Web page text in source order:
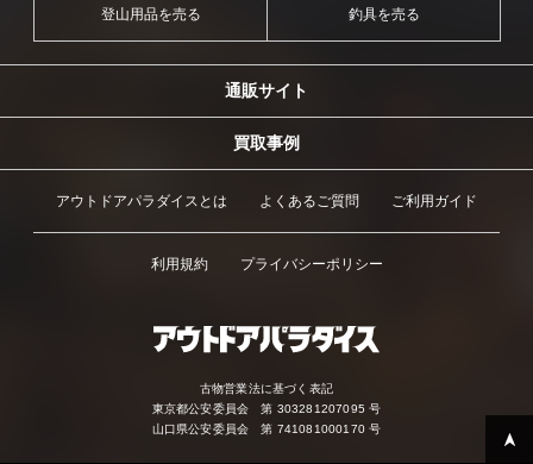
登山用品を売る 釣具を売る
通販サイト
買取事例
アウトドアパラダイスとは よくあるご質問 ご利用ガイド
利用規約 プライバシーポリシー
古物営業法に基づく表記
東京都公安委員会 第 303281207095 号
山口県公安委員会 第 741081000170 号